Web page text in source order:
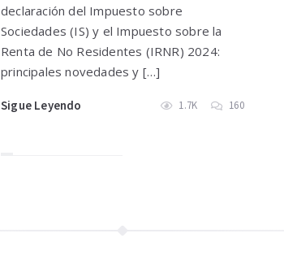
declaración del Impuesto sobre
Sociedades (IS) y el Impuesto sobre la
Renta de No Residentes (IRNR) 2024:
principales novedades y […]
Sigue Leyendo 1.7K 160